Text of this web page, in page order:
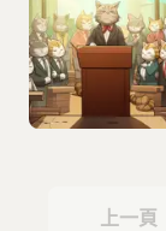
上一頁
上一頁